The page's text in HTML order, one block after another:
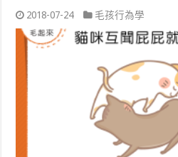
2018-07-24 毛孩行為學